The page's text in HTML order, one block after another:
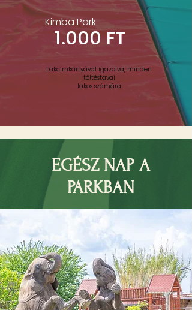
Kimba Park
1.000 FT
Lakcímkártyával igazolva, minden
töltéstavai
lakos számára
EGÉSZ NAP A
PARKBAN